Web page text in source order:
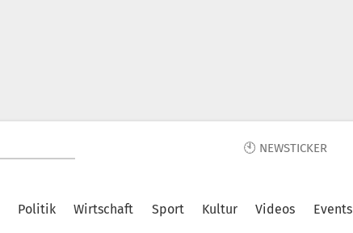
🕙 NEWSTICKER
Politik Wirtschaft Sport Kultur Videos Events